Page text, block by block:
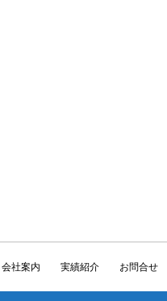
会社案内 実績紹介 お問合せ